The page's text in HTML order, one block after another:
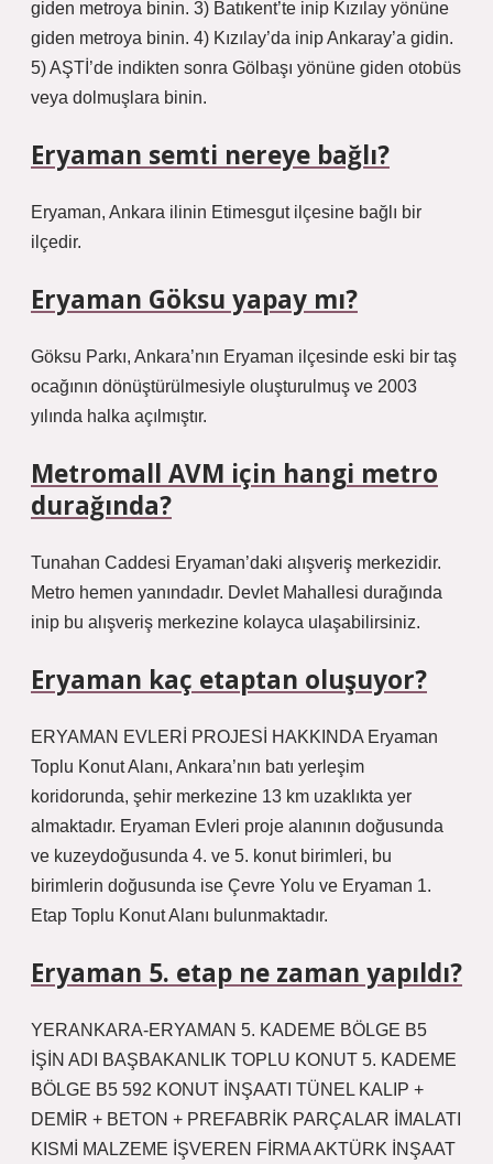
giden metroya binin. 3) Batıkent’te inip Kızılay yönüne
giden metroya binin. 4) Kızılay’da inip Ankaray’a gidin.
5) AŞTİ’de indikten sonra Gölbaşı yönüne giden otobüs
veya dolmuşlara binin.
Eryaman semti nereye bağlı?
Eryaman, Ankara ilinin Etimesgut ilçesine bağlı bir
ilçedir.
Eryaman Göksu yapay mı?
Göksu Parkı, Ankara’nın Eryaman ilçesinde eski bir taş
ocağının dönüştürülmesiyle oluşturulmuş ve 2003
yılında halka açılmıştır.
Metromall AVM için hangi metro
durağında?
Tunahan Caddesi Eryaman’daki alışveriş merkezidir.
Metro hemen yanındadır. Devlet Mahallesi durağında
inip bu alışveriş merkezine kolayca ulaşabilirsiniz.
Eryaman kaç etaptan oluşuyor?
ERYAMAN EVLERİ PROJESİ HAKKINDA Eryaman
Toplu Konut Alanı, Ankara’nın batı yerleşim
koridorunda, şehir merkezine 13 km uzaklıkta yer
almaktadır. Eryaman Evleri proje alanının doğusunda
ve kuzeydoğusunda 4. ve 5. konut birimleri, bu
birimlerin doğusunda ise Çevre Yolu ve Eryaman 1.
Etap Toplu Konut Alanı bulunmaktadır.
Eryaman 5. etap ne zaman yapıldı?
YERANKARA-ERYAMAN 5. KADEME BÖLGE B5
İŞİN ADI BAŞBAKANLIK TOPLU KONUT 5. KADEME
BÖLGE B5 592 KONUT İNŞAATI TÜNEL KALIP +
DEMİR + BETON + PREFABRİK PARÇALAR İMALATI
KISMİ MALZEME İŞVEREN FİRMA AKTÜRK İNŞAAT